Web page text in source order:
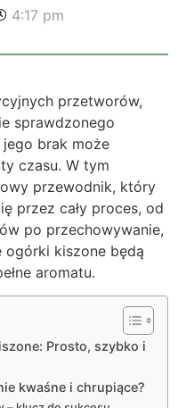
4:17 pm
przetworów,
sprawdzonego
brak może
czasu. W tym
przewodnik, który
przez cały proces, od
po przechowywanie,
ogórki kiszone będą
aromatu.
Prosto, szybko i
kwaśne i chrupiące?